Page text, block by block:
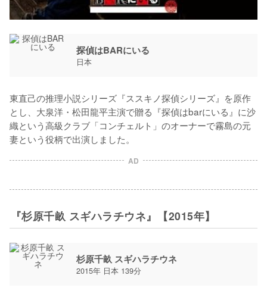
探偵はBARにいる
日本
東直己の推理小説シリーズ『ススキノ探偵シリーズ』を原作
とし、大泉洋・松田龍平主演で贈る『探偵はbarにいる』に沙
織という高級クラブ「コンチェルト」のオーナーで霧島の元
妻という役柄で出演しました。
AD
『杉原千畝 スギハラチウネ』【2015年】
杉原千畝 スギハラチウネ
2015年 日本 139分